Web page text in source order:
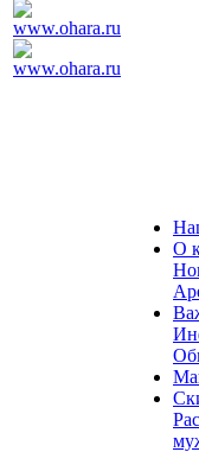
О